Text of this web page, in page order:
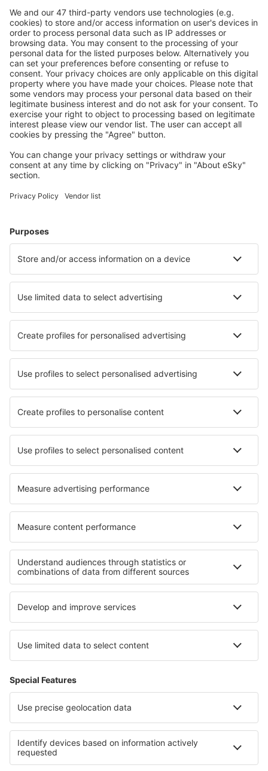
Planifică ȋn siguranţă
Rezervare fără griji cu opțiune gratuită de anulare.
Economiseşte mai mult
Prețuri atractive și oferte speciale pentru utilizatorii
conectați.
Cazarea preferată
Alege din peste 1,3 mil. de opţiuni: hoteluri, cabane,
Cele mai căutate cazări de către utilizatorii eSky
Cazare în Ebeltoft
Cazare în Romo-Molby Cazare în Lokken
Cazare în Copenhaga Cazare în Tranekaer
Cazare în Aalborg Cazare Aeroskobing
Cele mai bune locuri de cazare - orașe
Cazare în Nijnezamorskoe Cazare în Ozzano Dell'emilia
Cazare Porto Levante Cazare în Sant'Egidio alla Vibrata
Cazare în Karolinka Cazare în Surquillo
Cele mai bune locuri de cazare - regiuni
Cazare in Faroe Islands Cazare în Danemarca
Cazare în Lolland-Falster Cazare în Bornholm
Cazare in Puntarenas Cazare în Les Menuires
Cazare Samokov province Cazare in Franconian Switzerland